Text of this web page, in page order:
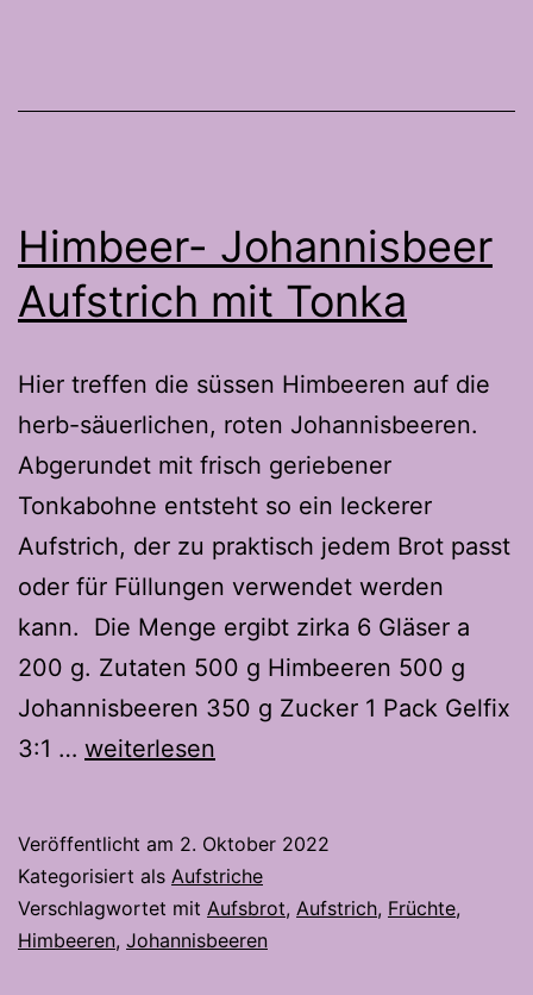
Himbeer- Johannisbeer
Aufstrich mit Tonka
Hier treffen die süssen Himbeeren auf die
herb-säuerlichen, roten Johannisbeeren.
Abgerundet mit frisch geriebener
Tonkabohne entsteht so ein leckerer
Aufstrich, der zu praktisch jedem Brot passt
oder für Füllungen verwendet werden
kann. Die Menge ergibt zirka 6 Gläser a
200 g. Zutaten 500 g Himbeeren 500 g
Johannisbeeren 350 g Zucker 1 Pack Gelfix
3:1 … Himbeer-
mit
Tonka
weiterlesen
Veröffentlicht am 2. Oktober 2022
Kategorisiert als Aufstriche
Verschlagwortet mit Aufsbrot, Aufstrich, Früchte,
Himbeeren, Johannisbeeren